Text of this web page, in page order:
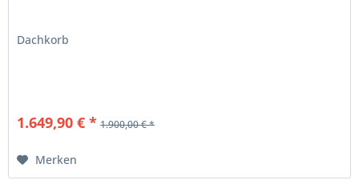
Dachkorb
1.649,90 € * 1.900,00 € *
Merken